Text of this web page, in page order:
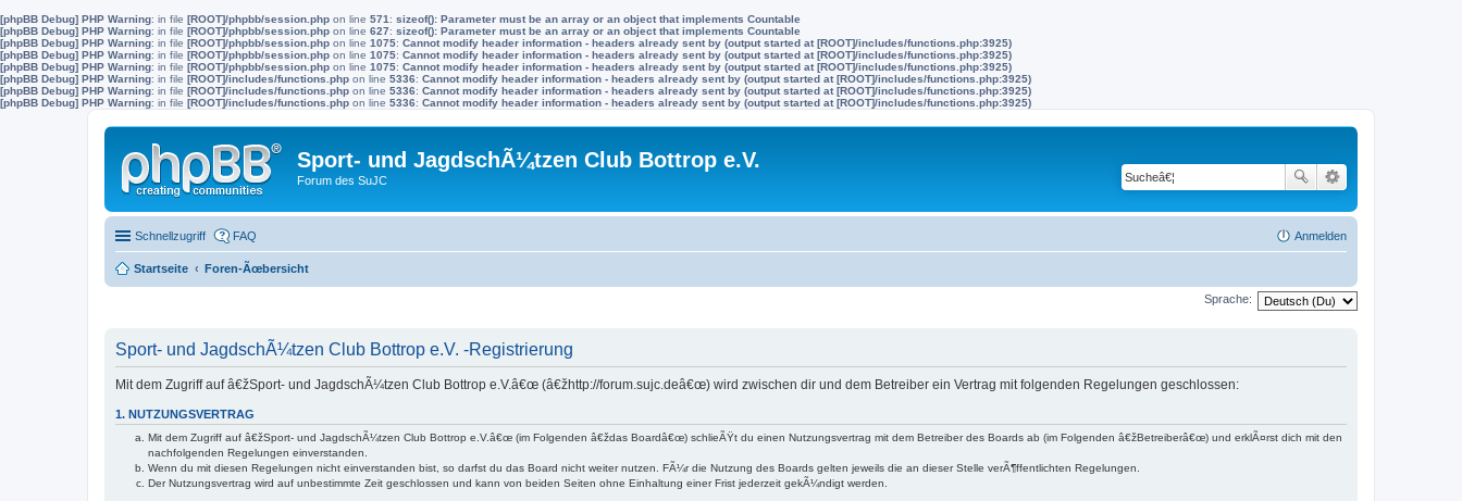
[phpBB Debug] PHP Warning: in file [ROOT]/phpbb/session.php on line 571 : sizeof(): Parameter must be an array or an object that implements Countable
[phpBB Debug] PHP Warning: in file [ROOT]/phpbb/session.php on line 627: sizeof(): Parameter must be an array or an object that implements Countable
[phpBB Debug] PHP Warning: in file [ROOT]/phpbb/session.php on line 1075: Cannot modify header information - headers already sent by (output started at [ROOT]/includes/functions.php:3925)
[phpBB Debug] PHP Warning: in file [ROOT]/phpbb/session.php on line 1075: Cannot modify header information - headers already sent by (output started at [ROOT]/includes/functions.php:3925)
[phpBB Debug] PHP Warning: in file [ROOT]/phpbb/session.php on line 1075: Cannot modify header information - headers already sent by (output started at [ROOT]/includes/functions.php:3925)
[phpBB Debug] PHP Warning: in file [ROOT]/includes/functions.php on line 5336: Cannot modify header information - headers already sent by (output started at [ROOT]/includes/functions.php:3925)
[phpBB Debug] PHP Warning: in file [ROOT]/includes/functions.php on line 5336: Cannot modify header information - headers already sent by (output started at [ROOT]/includes/functions.php:3925)
[phpBB Debug] PHP Warning: in file [ROOT]/includes/functions.php on line 5336: Cannot modify header information - headers already sent by (output started at [ROOT]/includes/functions.php:3925)
Sport- und JagdschÃ¼tzen Club Bottrop e.V.
Forum des SuJC
Schnellzugriff FAQ Anmelden
Startseite Foren-Ãœbersicht
Sprache:
Sport- und JagdschÃ¼tzen Club Bottrop e.V. -Registrierung
Mit dem Zugriff auf â€žSport- und JagdschÃ¼tzen Club Bottrop e.V.â€œ (â€žhttp://forum.sujc.deâ€œ) wird zwischen dir und dem Betreiber ein Vertrag mit folgenden Regelungen geschlossen:
1. NUTZUNGSVERTRAG
Mit dem Zugriff auf â€žSport- und JagdschÃ¼tzen Club Bottrop e.V.â€œ (im Folgenden â€ždas Boardâ€œ) schlieÃŸt du einen Nutzungsvertrag mit dem Betreiber des Boards ab (im Folgenden â€žBetreiberâ€œ) und erklÃ¤rst dich mit den
nachfolgenden Regelungen einverstanden.
Wenn du mit diesen Regelungen nicht einverstanden bist, so darfst du das Board nicht weiter nutzen. FÃ¼r die Nutzung des Boards gelten jeweils die an dieser Stelle verÃ¶ffentlichten Regelungen.
Der Nutzungsvertrag wird auf unbestimmte Zeit geschlossen und kann von beiden Seiten ohne Einhaltung einer Frist jederzeit gekÃ¼ndigt werden.